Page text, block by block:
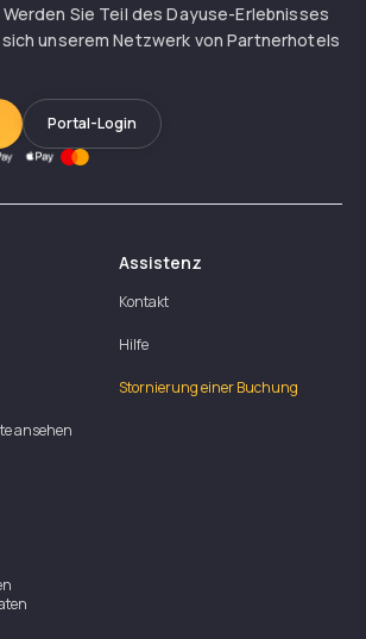
Sie Teil des Dayuse-Erlebnisses
unserem Netzwerk von Partnerhotels
Portal-Login
ansehen
Assistenz
Kontakt
Hilfe
Stornierung einer Buchung